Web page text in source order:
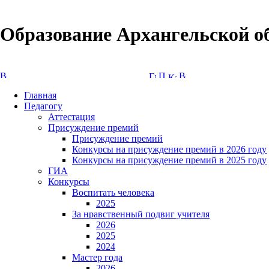
Образование Архангельской
Главная
Педагогу
Аттестация
Присуждение премий
Присуждение премий
Конкурсы на присуждение премий в 2026 году
Конкурсы на присуждение премий в 2025 году
ГИА
Конкурсы
Воспитать человека
2025
За нравственный подвиг учителя
2026
2025
2024
Мастер года